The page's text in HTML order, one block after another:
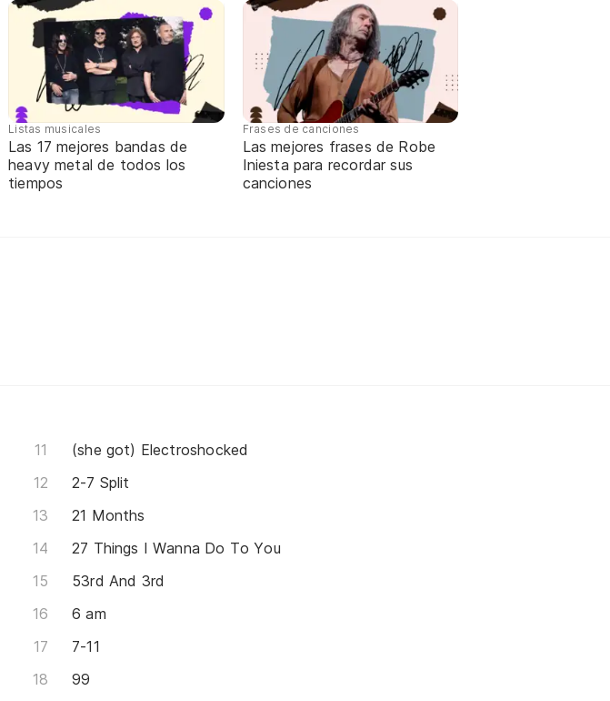
Listas musicales
Las 17 mejores bandas de
heavy metal de todos los
tiempos
Frases de canciones
Las mejores frases de Robe
Iniesta para recordar sus
canciones
(she got) Electroshocked
2-7 Split
21 Months
27 Things I Wanna Do To You
53rd And 3rd
6 am
7-11
99